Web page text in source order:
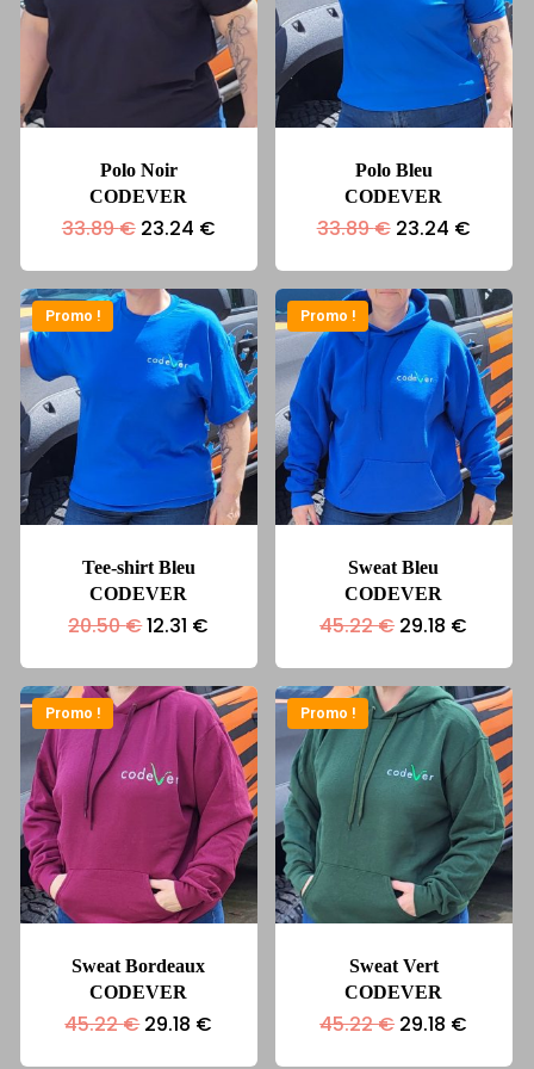
Polo Noir
CODEVER
33.89€ Le
initial
était :
33.89 €.
23.24 €Le
actuel
est :
23.24 €.
Polo Bleu
CODEVER
33.89€ Le
initial
était :
33.89 €.
23.24 €Le
actuel
est :
23.24
Promo !
Tee-shirt Bleu
CODEVER
20.50€Le
initial
était :
20.50 €.
12.31 €
actuel
est :
12.31 €.
Promo !
Sweat Bleu
CODEVER
45.22€ Le
initial
était :
45.22 €.
29.18 €
actuel
est :
29.18
Promo !
Sweat Bordeaux
CODEVER
45.22€ Le
initial
29.18 €
actuel
Promo !
Sweat Vert
CODEVER
45.22€ Le
initial
29.18 €
actuel